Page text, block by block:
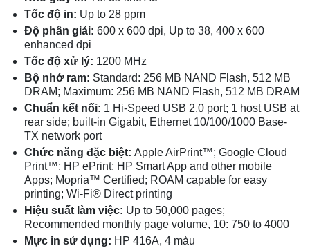
Tốc độ in: Up to 28 ppm
Độ phân giải: 600 x 600 dpi, Up to 38, 400 x 600
enhanced dpi
Tốc độ xử lý: 1200 MHz
Bộ nhớ ram: Standard: 256 MB NAND Flash, 512 MB
DRAM; Maximum: 256 MB NAND Flash, 512 MB DRAM
Chuẩn kết nối: 1 Hi-Speed USB 2.0 port; 1 host USB at
rear side; built-in Gigabit, Ethernet 10/100/1000 Base-
TX network port
Chức năng đặc biệt: Apple AirPrint™; Google Cloud
Print™; HP ePrint; HP Smart App and other mobile
Apps; Mopria™ Certified; ROAM capable for easy
printing; Wi-Fi® Direct printing
Hiệu suất làm việc: Up to 50,000 pages;
Recommended monthly page volume, 10: 750 to 4000
Mực in sử dụng: HP 416A, 4 màu